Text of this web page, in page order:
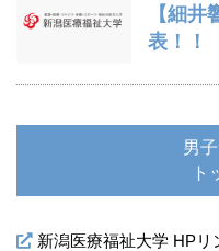
【細
表！！
男
ト
新潟医療福祉大学 HPリ